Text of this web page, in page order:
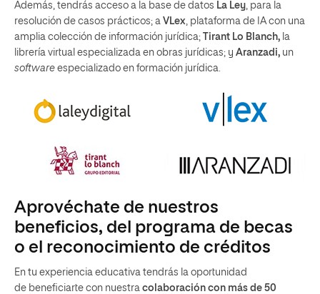
Además, tendrás acceso a la base de datos La Ley, para la
resolución de casos prácticos; a VLex, plataforma de IA con una
amplia colección de información jurídica;
Tirant Lo Blanch, la
librería virtual especializada en obras jurídicas; y Aranzadi, un
software especializado en formación jurídica.
Aprovéchate de nuestros
beneficios, del programa de becas
o el reconocimiento de créditos
En tu experiencia educativa tendrás la oportunidad
de beneficiarte con nuestra colaboración con más de 50